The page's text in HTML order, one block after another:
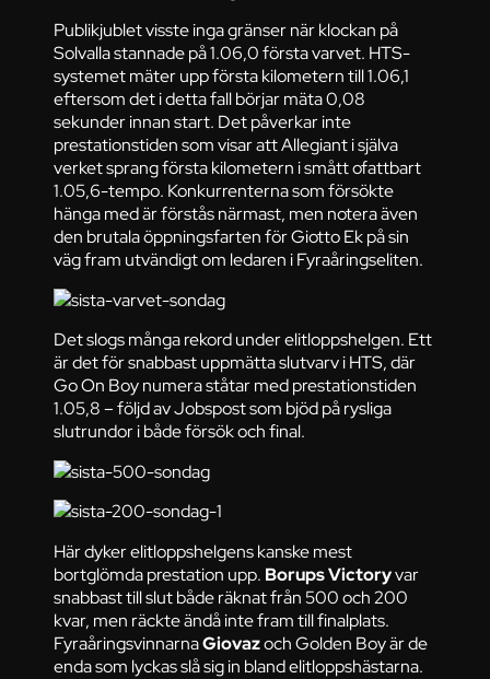
Publikjublet visste inga gränser när klockan på
Solvalla stannade på 1.06,0 första varvet. HTS-
systemet mäter upp första kilometern till 1.06,1
eftersom det i detta fall börjar mäta 0,08
sekunder innan start. Det påverkar inte
prestationstiden som visar att Allegiant i själva
verket sprang första kilometern i smått ofattbart
1.05,6-tempo. Konkurrenterna som försökte
hänga med är förstås närmast, men notera även
den brutala öppningsfarten för Giotto Ek på sin
väg fram utvändigt om ledaren i Fyraåringseliten.
Det slogs många rekord under elitloppshelgen. Ett
är det för snabbast uppmätta slutvarv i HTS, där
Go On Boy numera ståtar med prestationstiden
1.05,8 – följd av Jobspost som bjöd på rysliga
slutrundor i både försök och final.
Här dyker elitloppshelgens kanske mest
bortglömda prestation upp. Borups Victoryvar
snabbast till slut både räknat från 500 och 200
kvar, men räckte ändå inte fram till finalplats.
FyraåringsvinnarnaGiovazoch Golden Boy är de
enda som lyckas slå sig in bland elitloppshästarna.